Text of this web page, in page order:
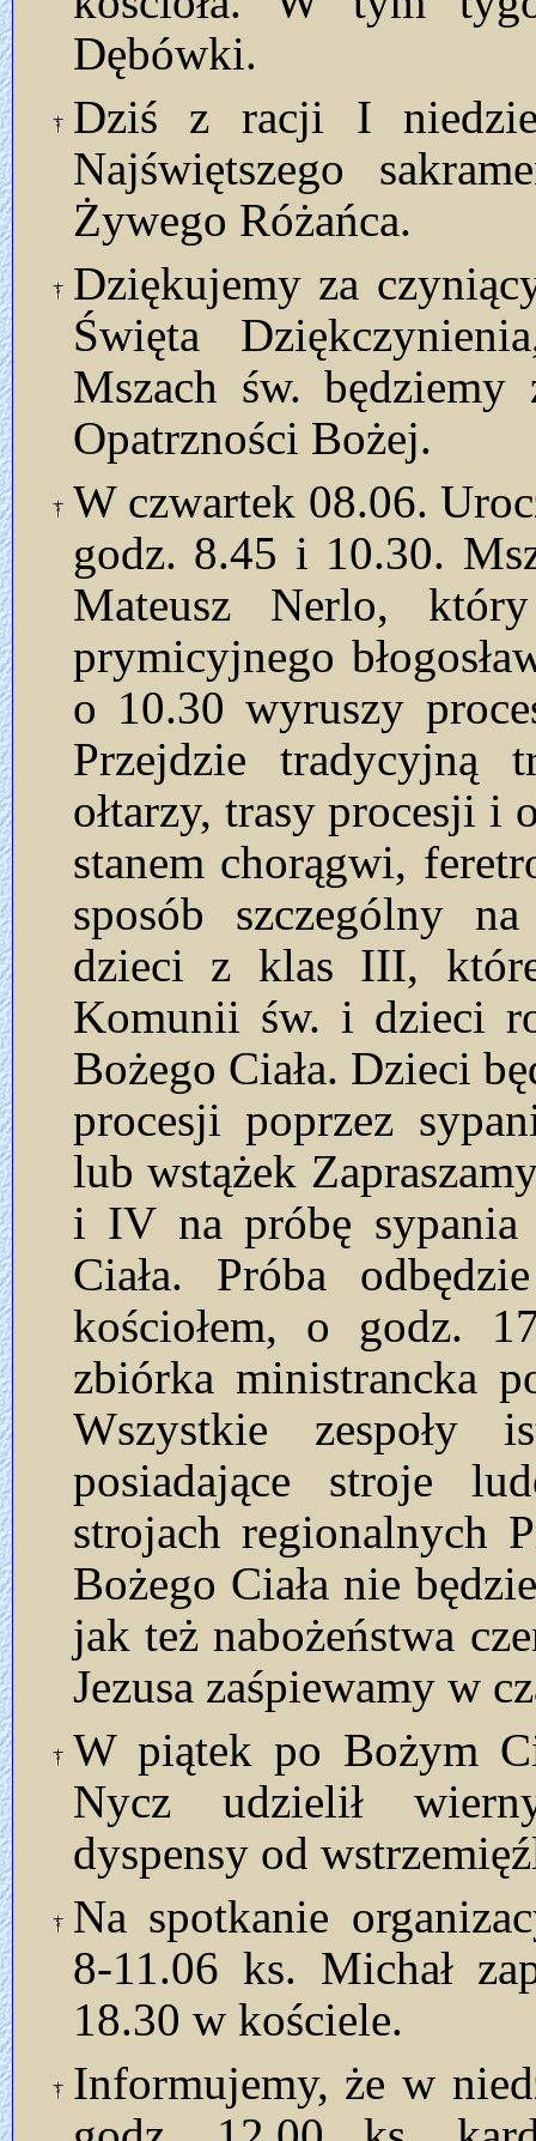
Dębówki.
Dziś z racji I
Najświętszego
Żywego Różańca.
Dziękujemy za
Święta
Mszach św.
Opatrzności Bożej.
W czwartek 08.06.
godz. 8.45 i 10.30.
Mateusz Nerlo,
prymicyjnego
o 10.30 wyruszy
Przejdzie tradycyjną
ołtarzy, trasy procesji i
stanem chorągwi,
sposób szczególny
dzieci z klas III,
Komunii św. i dzieci
Bożego Ciała. Dzieci
procesji poprzez
lub wstążek
i IV na próbę sypania
Ciała. Próba
kościołem, o godz.
zbiórka ministrancka
Wszystkie zespoły
posiadające stroje
strojach regionalnych
Bożego Ciała nie
jak też nabożeństwa
Jezusa zaśpiewamy w
W piątek po Bożym
Nycz udzielił
dyspensy od
Na spotkanie
8-11.06 ks. Michał
18.30 w kościele.
Informujemy, że w